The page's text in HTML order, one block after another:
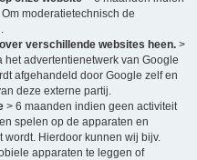
moderatietechnisch de
verschillende websites heen. >
het advertentienetwerk van Google
afgehandeld door Google zelf en
deze externe partij.
> 6 maanden indien geen activiteit
spelen op de apparaten en
Hierdoor kunnen wij bijv.
apparaten te leggen of